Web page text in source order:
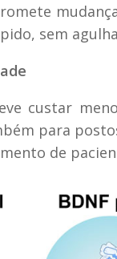
sem
custar
para
de